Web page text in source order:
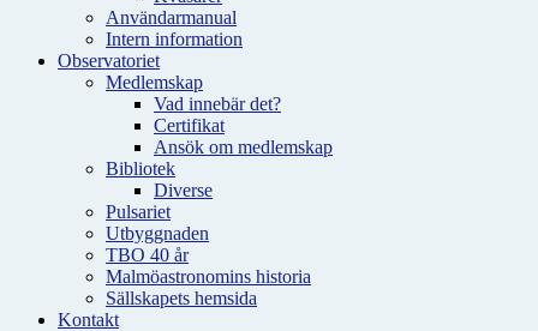
Användarmanual
Intern information
Observatoriet
Medlemskap
Vad innebär det?
Certifikat
Ansök om medlemskap
Bibliotek
Diverse
Pulsariet
Utbyggnaden
TBO 40 år
Malmöastronomins historia
Sällskapets hemsida
Kontakt